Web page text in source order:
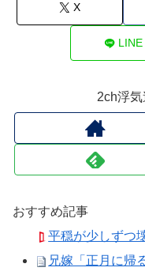
X
LINE
2ch浮
おすすめ記事
平穏が少しずつ
兄嫁「正月に帰